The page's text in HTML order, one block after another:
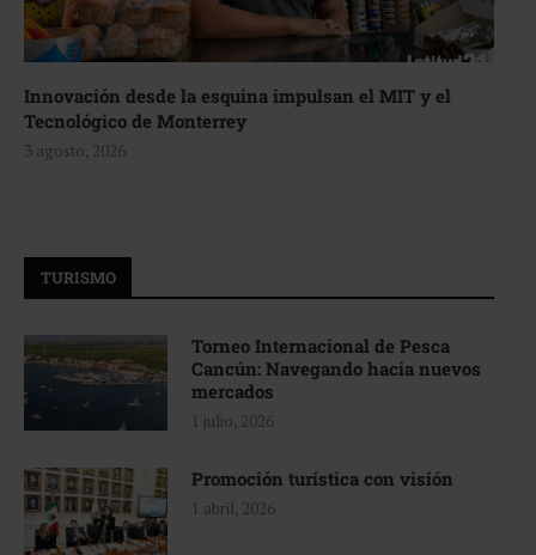
Innovación desde la esquina impulsan el MIT y el
Tecnológico de Monterrey
3 agosto, 2026
TURISMO
Torneo Internacional de Pesca
Cancún: Navegando hacia nuevos
mercados
1 julio, 2026
Promoción turística con visión
1 abril, 2026